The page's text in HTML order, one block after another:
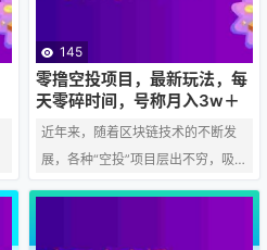
实现月入10000+的目标。 一、 精
细化运营：从“广撒网”到“深挖井”
粗放式运营早已过时，精细化运营
意味着更精准的定位、更优质的内
容和更有效的用户互动。 精准定
位，找准赛道： 分析自身…
145
零撸空投项目，最新玩法，每
天零碎时间，号称月入3w＋
近年来，随着区块链技术的不断发
展，各种“空投”项目层出不穷，吸引
了大量用户的关注。其中，“零撸空